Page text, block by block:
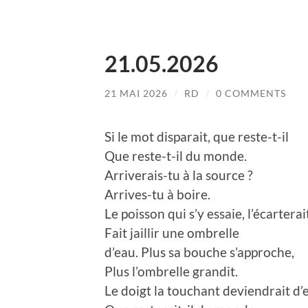
21.05.2026
21 MAI 2026 / RD / 0 COMMENTS
Si le mot disparait, que reste-t-il
Que reste-t-il du monde.
Arriverais-tu à la source ?
Arrives-tu à boire.
Le poisson qui s’y essaie,
Fait jaillir une ombrelle
d’eau. Plus sa bouche s’approche,
Plus l’ombrelle grandit.
Le doigt la touchant deviendrait